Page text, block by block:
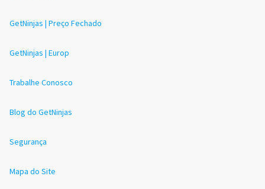
GetNinjas | Preço Fechado
GetNinjas | Europ
Trabalhe Conosco
Blog do GetNinjas
Segurança
Mapa do Site